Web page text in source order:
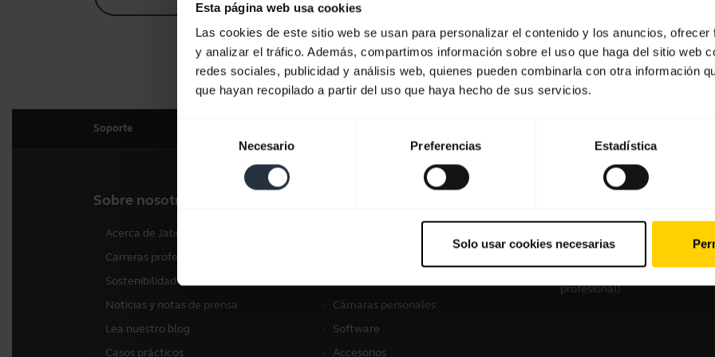
Esta página web usa cookies
Las cookies de este sitio web se usan para personalizar el contenido y los anuncios,
y analizar el tráfico. Además, compartimos información sobre el uso que haga del sitio web
redes sociales, publicidad y análisis web, quienes pueden combinarla con otra información
que hayan recopilado a partir del uso que haya hecho de sus servicios.
consentimiento
Necesario Preferencias Estadística
Solo usar cookies necesarias
Software y aplicaciones
Soporte
Sobre nosotros
Acerca de Jabra
Carreras profesionales
Sostenibilidad
Noticias y notas de prensa
Lea nuestro blog
Casos prácticos
Cámaras personales
Software
Accesorios
profesional)